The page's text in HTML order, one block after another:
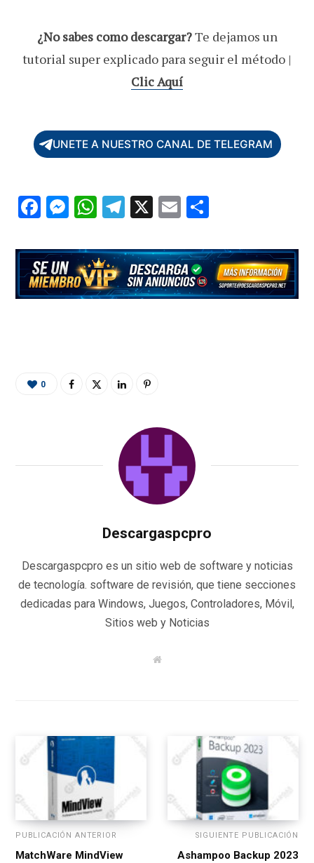
¿No sabes como descargar?Te dejamos un
tutorial super explicado para seguir el método |
Clic Aquí
UNETE A NUESTRO CANAL DE TELEGRAM
F
e
b
o
M
se
n
g
W
at
s
A
T
e
gr
a
X E
ai
l
m
p
ar
0
Descargaspcpro
Descargaspcpro es un sitio web de software y noticias
de tecnología. software de revisión, que tiene secciones
dedicadas para Windows, Juegos, Controladores, Móvil,
Sitios web y Noticias
W
PUBLICACIÓN ANTERIOR
MatchWare MindView
SIGUIENTE PUBLICACIÓN
Ashampoo Backup 2023